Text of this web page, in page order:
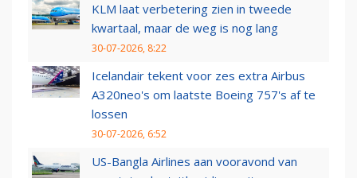
KLM laat verbetering zien in tweede
kwartaal, maar de weg is nog lang
30-07-2026, 8:22
Icelandair tekent voor zes extra Airbus
A320neo's om laatste Boeing 757's af te
lossen
30-07-2026, 6:52
US-Bangla Airlines aan vooravond van